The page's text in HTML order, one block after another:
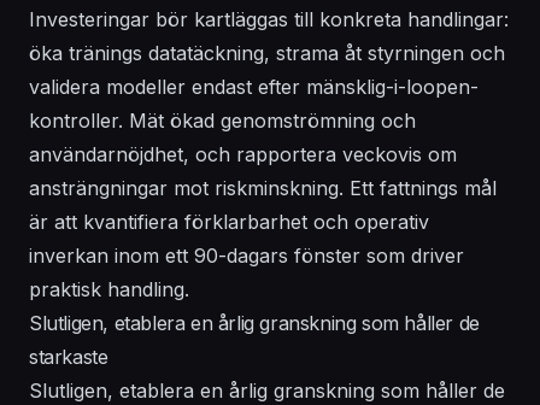
Investeringar bör kartläggas till konkreta handlingar:
öka tränings datatäckning, strama åt styrningen och
validera modeller endast efter mänsklig-i-loopen-
kontroller. Mät ökad genomströmning och
användarnöjdhet, och rapportera veckovis om
ansträngningar mot riskminskning. Ett fattnings mål
är att kvantifiera förklarbarhet och operativ
inverkan inom ett 90-dagars fönster som driver
praktisk handling.
Slutligen, etablera en årlig granskning som håller de
starkaste
Slutligen, etablera en årlig granskning som håller de